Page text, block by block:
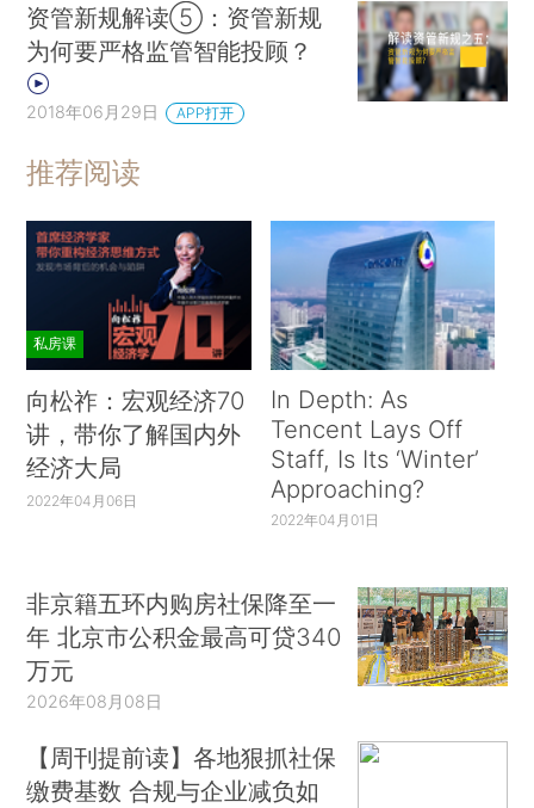
资管新规解读⑤：资管新规
为何要严格监管智能投顾？
2018年06月29日 APP打开
推荐阅读
私房课
向松祚：宏观经济70
讲，带你了解国内外
经济大局
2022年04月06日
In Depth: As
Tencent Lays Off
Staff, Is Its ‘Winter’
Approaching?
2022年04月01日
非京籍五环内购房社保降至一
年 北京市公积金最高可贷340
万元
2026年08月08日
【周刊提前读】各地狠抓社保
缴费基数 合规与企业减负如